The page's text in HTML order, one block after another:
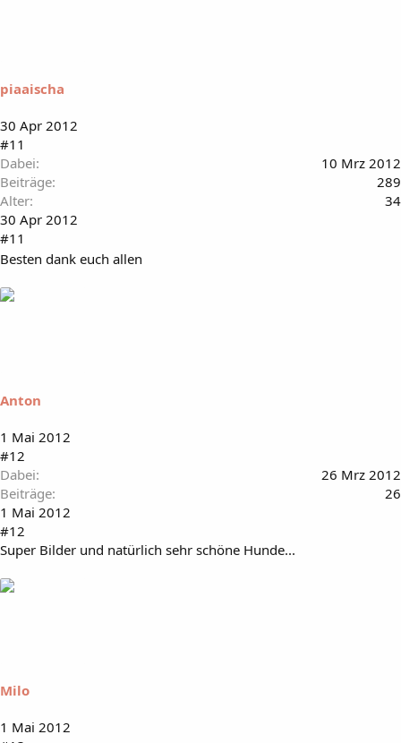
piaaischa
30 Apr 2012
#11
Dabei
10 Mrz 2012
Beiträge
289
Alter
34
30 Apr 2012
#11
Besten dank euch allen
Anton
1 Mai 2012
#12
Dabei
26 Mrz 2012
Beiträge
26
1 Mai 2012
#12
Super Bilder und natürlich sehr schöne Hunde...
Milo
1 Mai 2012